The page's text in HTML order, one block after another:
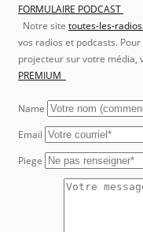
FORMULAIRE PODCAST
Notre site toutes-les-
vos radios et podcasts.
projecteur sur votre média,
PREMIUM
Name
Email
Piege